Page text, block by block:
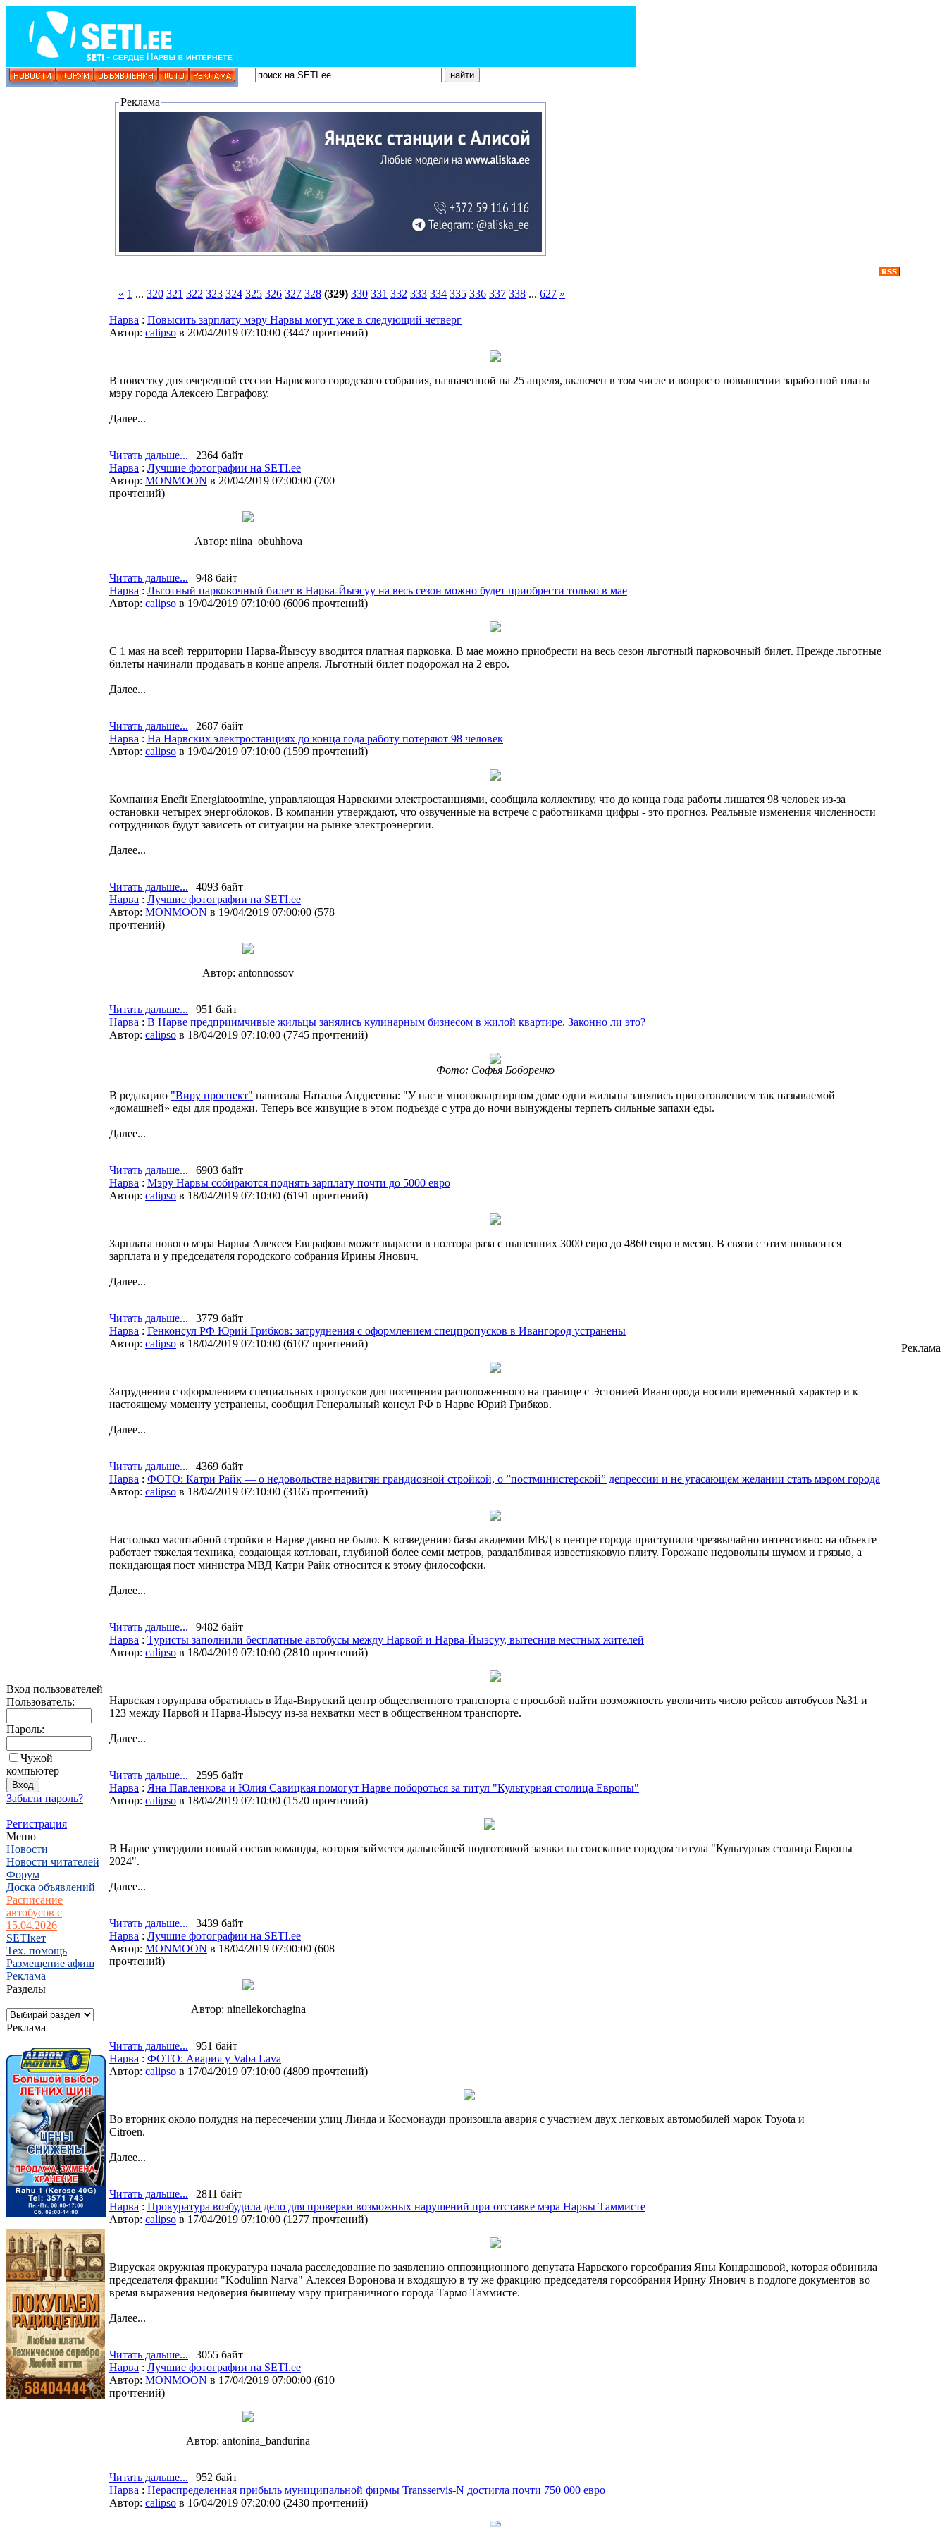
Вход пользователей
Пользователь:
Пароль:
Чужой
компьютер
Забыли пароль?
Регистрация
Меню
Новости
Новости читателей
Форум
Доска объявлений
Расписание
автобусов с
15.04.2026
SETIкет
Тех. помощь
Размещение афиш
Реклама
Разделы
Реклама
Реклама
« 1 ... 320 321 322 323 324 325 326 327 328 (329) 330 331 332 333 334 335 336 337 338 ... 627 »
Нарва : Повысить зарплату мэру Нарвы могут уже в следующий четверг
Автор: calipso в 20/04/2019 07:10:00 (3447 прочтений)
В повестку дня очередной сессии Нарвского городского собрания, назначенной на 25 апреля, включен в том числе и вопрос о повышении заработной платы
мэру города Алексею Евграфову.
Далее...
Читать дальше... | 2364 байт
Нарва : Лучшие фотографии на SETI.ee
Автор: MONMOON в 20/04/2019 07:00:00 (700
прочтений)
Автор: niina_obuhhova
Читать дальше... | 948 байт
Нарва : Льготный парковочный билет в Нарва-Йыэсуу на весь сезон можно будет приобрести только в мае
Автор: calipso в 19/04/2019 07:10:00 (6006 прочтений)
С 1 мая на всей территории Нарва-Йыэсуу вводится платная парковка. В мае можно приобрести на весь сезон льготный парковочный билет. Прежде льготные
билеты начинали продавать в конце апреля. Льготный билет подорожал на 2 евро.
Далее...
Читать дальше... | 2687 байт
Нарва : На Нарвских электростанциях до конца года работу потеряют 98 человек
Автор: calipso в 19/04/2019 07:10:00 (1599 прочтений)
Компания Enefit Energiatootmine, управляющая Нарвскими электростанциями, сообщила коллективу, что до конца года работы лишатся 98 человек из-за
остановки четырех энергоблоков. В компании утверждают, что озвученные на встрече с работниками цифры - это прогноз. Реальные изменения численности
сотрудников будут зависеть от ситуации на рынке электроэнергии.
Далее...
Читать дальше... | 4093 байт
Нарва : Лучшие фотографии на SETI.ee
Автор: MONMOON в 19/04/2019 07:00:00 (578
прочтений)
Автор: antonnossov
Читать дальше... | 951 байт
Нарва : В Нарве предприимчивые жильцы занялись кулинарным бизнесом в жилой квартире. Законно ли это?
Автор: calipso в 18/04/2019 07:10:00 (7745 прочтений)
Фото: Софья Боборенко
В редакцию "Виру проспект" написала Наталья Андреевна: "У нас в многоквартирном доме одни жильцы занялись приготовлением так называемой
«домашней» еды для продажи. Теперь все живущие в этом подъезде с утра до ночи вынуждены терпеть сильные запахи еды.
Далее...
Читать дальше... | 6903 байт
Нарва : Мэру Нарвы собираются поднять зарплату почти до 5000 евро
Автор: calipso в 18/04/2019 07:10:00 (6191 прочтений)
Зарплата нового мэра Нарвы Алексея Евграфова может вырасти в полтора раза с нынешних 3000 евро до 4860 евро в месяц. В связи с этим повысится
зарплата и у председателя городского собрания Ирины Янович.
Далее...
Читать дальше... | 3779 байт
Нарва : Генконсул РФ Юрий Грибков: затруднения с оформлением спецпропусков в Ивангород устранены
Автор: calipso в 18/04/2019 07:10:00 (6107 прочтений)
Затруднения с оформлением специальных пропусков для посещения расположенного на границе с Эстонией Ивангорода носили временный характер и к
настоящему моменту устранены, сообщил Генеральный консул РФ в Нарве Юрий Грибков.
Далее...
Читать дальше... | 4369 байт
Нарва : ФОТО: Катри Райк — о недовольстве нарвитян грандиозной стройкой, о ”постминистерской” депрессии и не угасающем желании стать мэром города
Автор: calipso в 18/04/2019 07:10:00 (3165 прочтений)
Настолько масштабной стройки в Нарве давно не было. К возведению базы академии МВД в центре города приступили чрезвычайно интенсивно: на объекте
работает тяжелая техника, создающая котлован, глубиной более семи метров, раздалбливая известняковую плиту. Горожане недовольны шумом и грязью, а
покидающая пост министра МВД Катри Райк относится к этому философски.
Далее...
Читать дальше... | 9482 байт
Нарва : Туристы заполнили бесплатные автобусы между Нарвой и Нарва-Йыэсуу, вытеснив местных жителей
Автор: calipso в 18/04/2019 07:10:00 (2810 прочтений)
Нарвская горуправа обратилась в Ида-Вируский центр общественного транспорта с просьбой найти возможность увеличить число рейсов автобусов №31 и
123 между Нарвой и Нарва-Йыэсуу из-за нехватки мест в общественном транспорте.
Далее...
Читать дальше... | 2595 байт
Нарва : Яна Павленкова и Юлия Савицкая помогут Нарве побороться за титул "Культурная столица Европы"
Автор: calipso в 18/04/2019 07:10:00 (1520 прочтений)
В Нарве утвердили новый состав команды, которая займется дальнейшей подготовкой заявки на соискание городом титула "Культурная столица Европы
2024".
Далее...
Читать дальше... | 3439 байт
Нарва : Лучшие фотографии на SETI.ee
Автор: MONMOON в 18/04/2019 07:00:00 (608
прочтений)
Автор: ninellekorchagina
Читать дальше... | 951 байт
Нарва : ФОТО: Авария у Vaba Lava
Автор: calipso в 17/04/2019 07:10:00 (4809 прочтений)
Во вторник около полудня на пересечении улиц Линда и Космонауди произошла авария с участием двух легковых автомобилей марок Toyota и
Citroen.
Далее...
Читать дальше... | 2811 байт
Нарва : Прокуратура возбудила дело для проверки возможных нарушений при отставке мэра Нарвы Таммисте
Автор: calipso в 17/04/2019 07:10:00 (1277 прочтений)
Вируская окружная прокуратура начала расследование по заявлению оппозиционного депутата Нарвского горсобрания Яны Кондрашовой, которая обвинила
председателя фракции "Kodulinn Narva" Алексея Воронова и входящую в ту же фракцию председателя горсобрания Ирину Янович в подлоге документов во
время выражения недоверия бывшему мэру приграничного города Тармо Таммисте.
Далее...
Читать дальше... | 3055 байт
Нарва : Лучшие фотографии на SETI.ee
Автор: MONMOON в 17/04/2019 07:00:00 (610
прочтений)
Автор: antonina_bandurina
Читать дальше... | 952 байт
Нарва : Нераспределенная прибыль муниципальной фирмы Transservis-N достигла почти 750 000 евро
Автор: calipso в 16/04/2019 07:20:00 (2430 прочтений)
Реклама